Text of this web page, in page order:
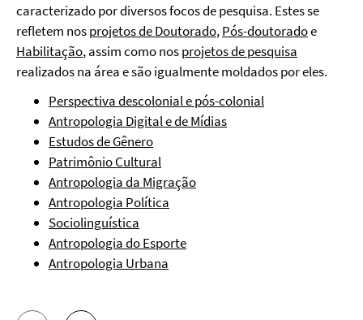
caracterizado por diversos focos de pesquisa. Estes se
refletem nosprojetos de Doutorado,Pós-doutoradoe
Habilitação, assim como nosprojetos de pesquisa
realizados na área e são igualmente moldados por eles.
Perspectiva descolonial e pós-colonial
Antropologia Digital e de Mídias
Estudos de Gênero
Patrimônio Cultural
Antropologia da Migração
Antropologia Política
Sociolinguística
Antropologia do Esporte
Antropologia Urbana